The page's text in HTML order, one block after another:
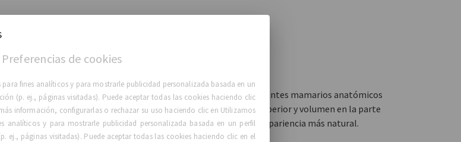
Anatómico
También conocidos como "lágrima", los implantes mamarios anatómicos
ofrecen un contorno más suave en la parte superior y volumen en la parte
inferior del seno, debajo del pezón, para una apariencia más natural.
Preferencias de cookies
fines analíticos y para mostrarle publicidad personalizada basada en un
(p. ej., páginas visitadas). Puede aceptar todas las cookies haciendo clic
información, configurarlas o rechazar su uso haciendo clic en Utilizamos
analíticos y para mostrarle publicidad personalizada basada en un perfil
ej., páginas visitadas). Puede aceptar todas las cookies haciendo clic en el